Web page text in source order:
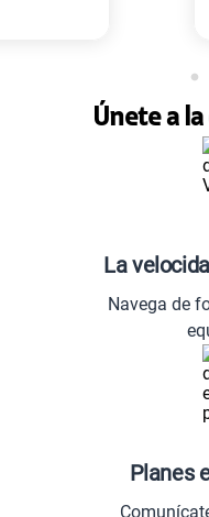
Únete a
La
Navega de
Planes